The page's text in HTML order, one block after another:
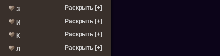
З Раскрыть [+]
И Раскрыть [+]
К Раскрыть [+]
Л Раскрыть [+]